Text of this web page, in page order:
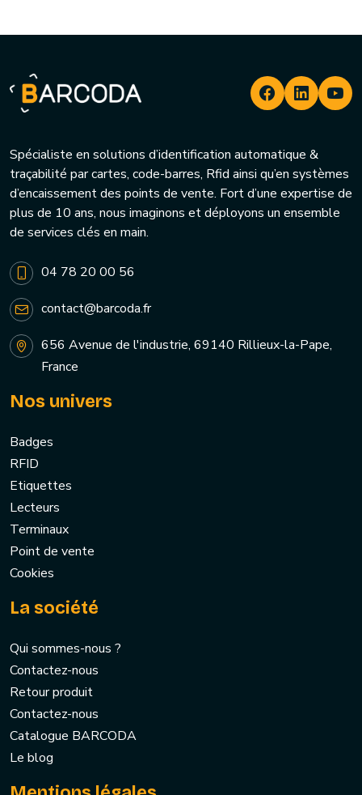
Spécialiste en solutions d’identification automatique &
traçabilité par cartes, code-barres, Rfid ainsi qu’en systèmes
d’encaissement des points de vente. Fort d’une expertise de
plus de 10 ans, nous imaginons et déployons un ensemble
de services clés en main.
04 78 20 00 56
contact@barcoda.fr
656 Avenue de l'industrie, 69140 Rillieux-la-Pape,
France
Nos univers
Badges
RFID
Etiquettes
Lecteurs
Terminaux
Point de vente
Cookies
La société
Qui sommes-nous ?
Contactez-nous
Retour produit
Contactez-nous
Catalogue BARCODA
Le blog